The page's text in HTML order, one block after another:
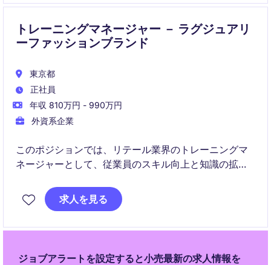
トレーニングマネージャー － ラグジュアリ
ーファッションブランド
東京都
正社員
年収 810万円 - 990万円
外資系企業
このポジションでは、リテール業界のトレーニングマ
ネージャーとして、従業員のスキル向上と知識の拡充
い、トレーニングプログラムの企画と実行をリードす
ることが求められます。
求人を見る
ジョブアラートを設定すると小売最新の求人情報を